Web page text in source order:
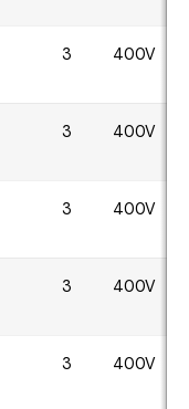
3 400V
3 400V
3 400V
3 400V
3 400V